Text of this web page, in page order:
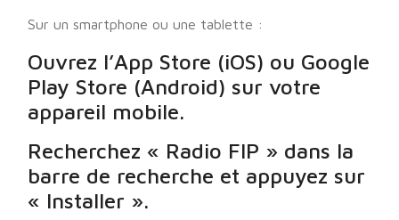
Sur un smartphone ou une tablette :
Ouvrez l’App Store (iOS) ou Google
Play Store (Android) sur votre
appareil mobile.
Recherchez « Radio FIP » dans la
barre de recherche et appuyez sur
« Installer ».